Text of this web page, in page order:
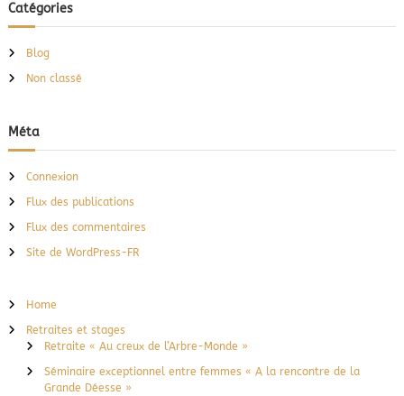
Catégories
Blog
Non classé
Méta
Connexion
Flux des publications
Flux des commentaires
Site de WordPress-FR
Home
Retraites et stages
Retraite « Au creux de l’Arbre-Monde »
Séminaire exceptionnel entre femmes « A la rencontre de la
Grande Déesse »